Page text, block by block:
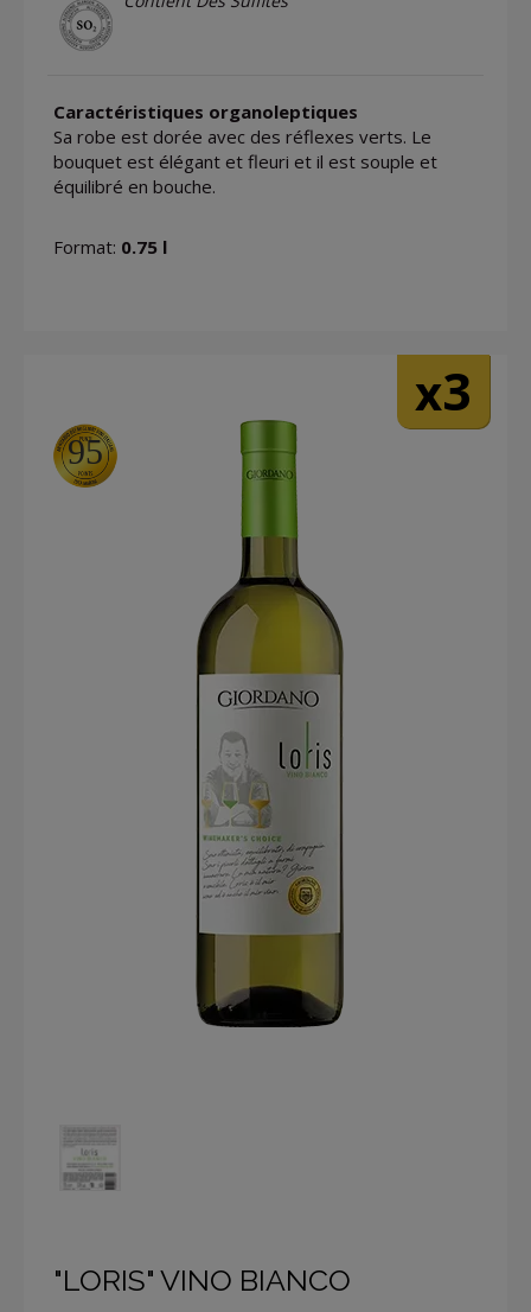
Caractéristiques organoleptiques
Sa robe est dorée avec des réflexes verts. Le
bouquet est élégant et fleuri et il est souple et
équilibré en bouche.
Format: 0.75 l
95
"LORIS" VINO BIANCO
x3